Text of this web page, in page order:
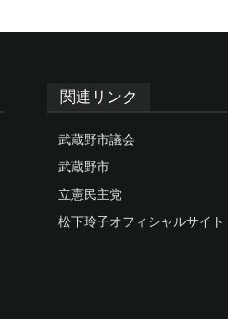
関連リンク
武蔵野市議会
武蔵野市
立憲民主党
松下玲子オフィシャルサイト